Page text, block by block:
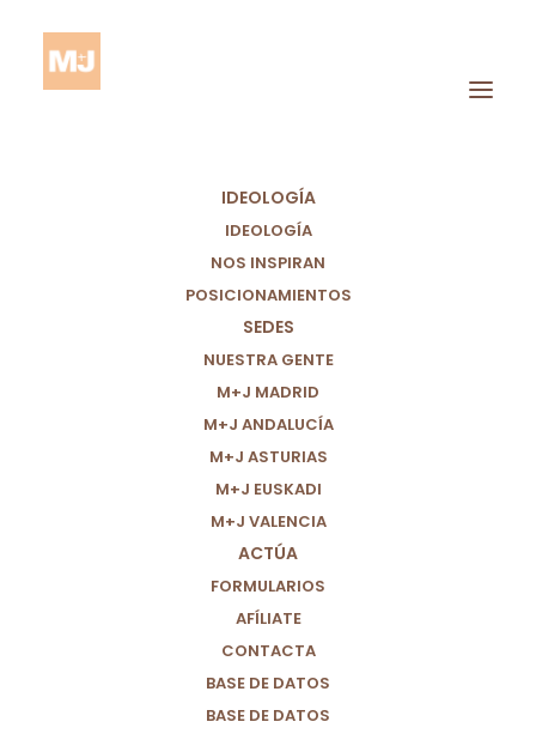
IDEOLOGÍA
IDEOLOGÍA
NOS INSPIRAN
POSICIONAMIENTOS
SEDES
NUESTRA GENTE
M+J MADRID
M+J ANDALUCÍA
M+J ASTURIAS
M+J EUSKADI
M+J VALENCIA
ACTÚA
FORMULARIOS
AFÍLIATE
CONTACTA
BASE DE DATOS
BASE DE DATOS
Salud